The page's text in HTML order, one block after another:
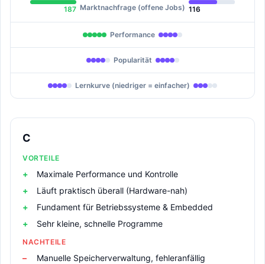
187 Marktnachfrage (offene Jobs) 116
Performance
Popularität
Lernkurve (niedriger = einfacher)
C
VORTEILE
Maximale Performance und Kontrolle
Läuft praktisch überall (Hardware-nah)
Fundament für Betriebssysteme & Embedded
Sehr kleine, schnelle Programme
NACHTEILE
Manuelle Speicherverwaltung, fehleranfällig